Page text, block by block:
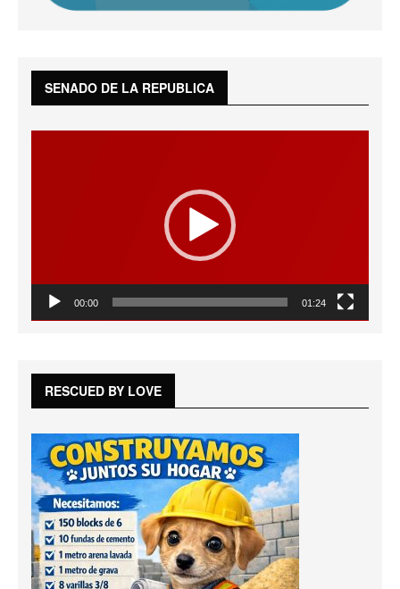
SENADO DE LA REPUBLICA
00:00 01:24
RESCUED BY LOVE